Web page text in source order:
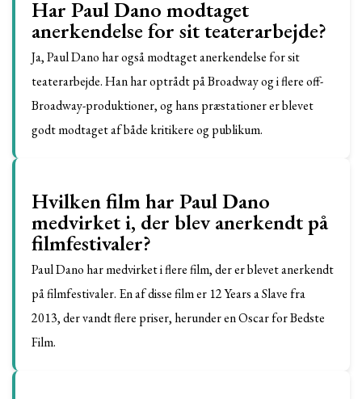
Har Paul Dano modtaget
anerkendelse for sit teaterarbejde?
Ja, Paul Dano har også modtaget anerkendelse for sit
teaterarbejde. Han har optrådt på Broadway og i flere off-
Broadway-produktioner, og hans præstationer er blevet
godt modtaget af både kritikere og publikum.
Hvilken film har Paul Dano
medvirket i, der blev anerkendt på
filmfestivaler?
Paul Dano har medvirket i flere film, der er blevet anerkendt
på filmfestivaler. En af disse film er 12 Years a Slave fra
2013, der vandt flere priser, herunder en Oscar for Bedste
Film.